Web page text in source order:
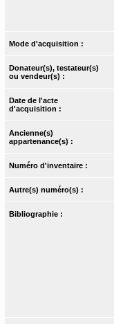
Mode d'acquisition :
Donateur(s), testateur(s)
ou vendeur(s) :
Date de l'acte
d'acquisition :
Ancienne(s)
appartenance(s) :
Numéro d'inventaire :
Autre(s) numéro(s) :
Bibliographie :